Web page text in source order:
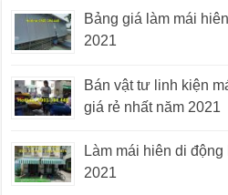
Bảng giá làm mái
2021
Bán vật tư linh kiện
giá rẻ nhất năm 2021
Làm mái hiên di
2021